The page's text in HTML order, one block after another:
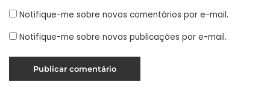
Notifique-me sobre novos comentários por e-mail.
Notifique-me sobre novas publicações por e-mail.